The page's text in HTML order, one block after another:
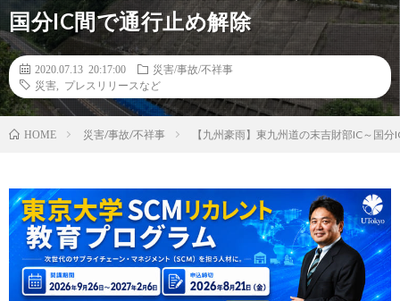
国分IC間で通行止め解除
2020.07.13 20:17:00
災害/事故/不祥事
災害
プレスリリースなど
HOME 災害/事故/不祥事 【九州豪雨】東九州道の末吉財部IC～国